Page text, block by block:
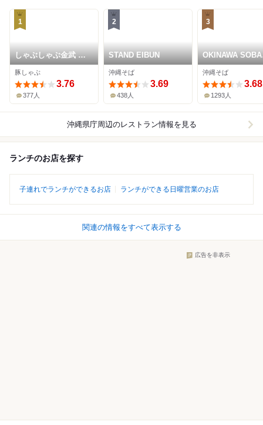
1
しゃぶしゃぶ金武 本
店
豚しゃぶ
3.76
377人
2
STAND EIBUN
沖縄そば
3.69
438人
3
OKINAWA SOBA
EIBUN
沖縄そば
3.68
1293人
沖縄県庁周辺のレストラン情報を見る
ランチのお店を探す
子連れでランチができるお店 ランチができる日曜営業のお店
関連の情報をすべて表示する
広告を非表示